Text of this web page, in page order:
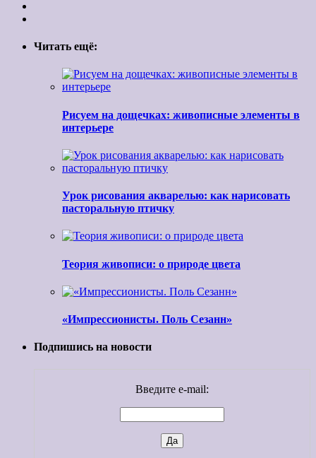
Читать ещё:
Рисуем на дощечках: живописные элементы в
интерьере
Урок рисования акварелью: как нарисовать
пасторальную птичку
Теория живописи: о природе цвета
«Импрессионисты. Поль Сезанн»
Подпишись на новости
Введите e-mail: